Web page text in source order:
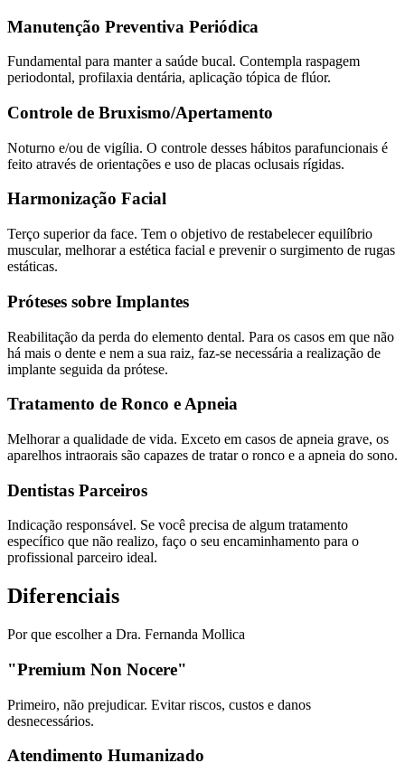
Manutenção Preventiva Periódica
Fundamental para manter a saúde bucal. Contempla raspagem
periodontal, profilaxia dentária, aplicação tópica de flúor.
Controle de Bruxismo/Apertamento
Noturno e/ou de vigília. O controle desses hábitos parafuncionais é
feito através de orientações e uso de placas oclusais rígidas.
Harmonização Facial
Terço superior da face. Tem o objetivo de restabelecer equilíbrio
muscular, melhorar a estética facial e prevenir o surgimento de rugas
estáticas.
Próteses sobre Implantes
Reabilitação da perda do elemento dental. Para os casos em que não
há mais o dente e nem a sua raiz, faz-se necessária a realização de
implante seguida da prótese.
Tratamento de Ronco e Apneia
Melhorar a qualidade de vida. Exceto em casos de apneia grave, os
aparelhos intraorais são capazes de tratar o ronco e a apneia do sono.
Dentistas Parceiros
Indicação responsável. Se você precisa de algum tratamento
específico que não realizo, faço o seu encaminhamento para o
profissional parceiro ideal.
Diferenciais
Por que escolher a Dra. Fernanda Mollica
"Premium Non Nocere"
Primeiro, não prejudicar. Evitar riscos, custos e danos
desnecessários.
Atendimento Humanizado